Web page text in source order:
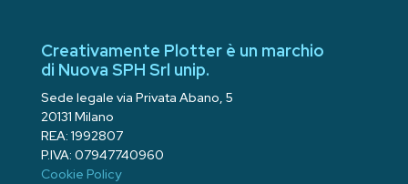
Creativamente Plotter è un marchio
di Nuova SPH Srl unip.
Sede legale via Privata Abano, 5
20131 Milano
REA: 1992807
P.IVA: 07947740960
Cookie Policy